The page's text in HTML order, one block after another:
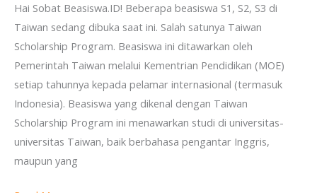
Hai Sobat Beasiswa.ID! Beberapa beasiswa S1, S2, S3 di
Taiwan sedang dibuka saat ini. Salah satunya Taiwan
Scholarship Program. Beasiswa ini ditawarkan oleh
Pemerintah Taiwan melalui Kementrian Pendidikan (MOE)
setiap tahunnya kepada pelamar internasional (termasuk
Indonesia). Beasiswa yang dikenal dengan Taiwan
Scholarship Program ini menawarkan studi di universitas-
universitas Taiwan, baik berbahasa pengantar Inggris,
maupun yang
MOE
di
Taiwan